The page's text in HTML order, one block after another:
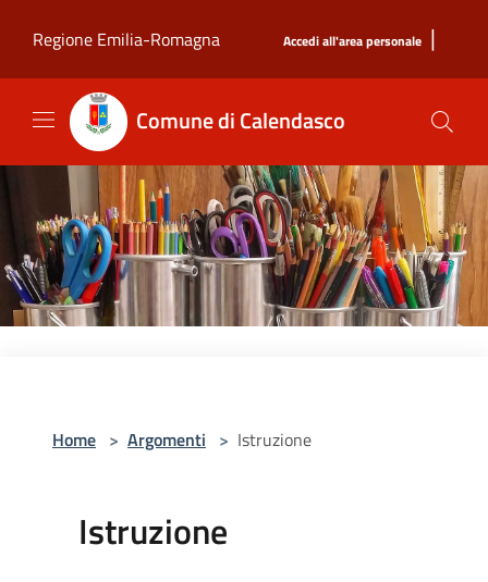
Regione Emilia-Romagna
Accedi all'area personale |
Comune di Calendasco
Home > Argomenti > Istruzione
Istruzione